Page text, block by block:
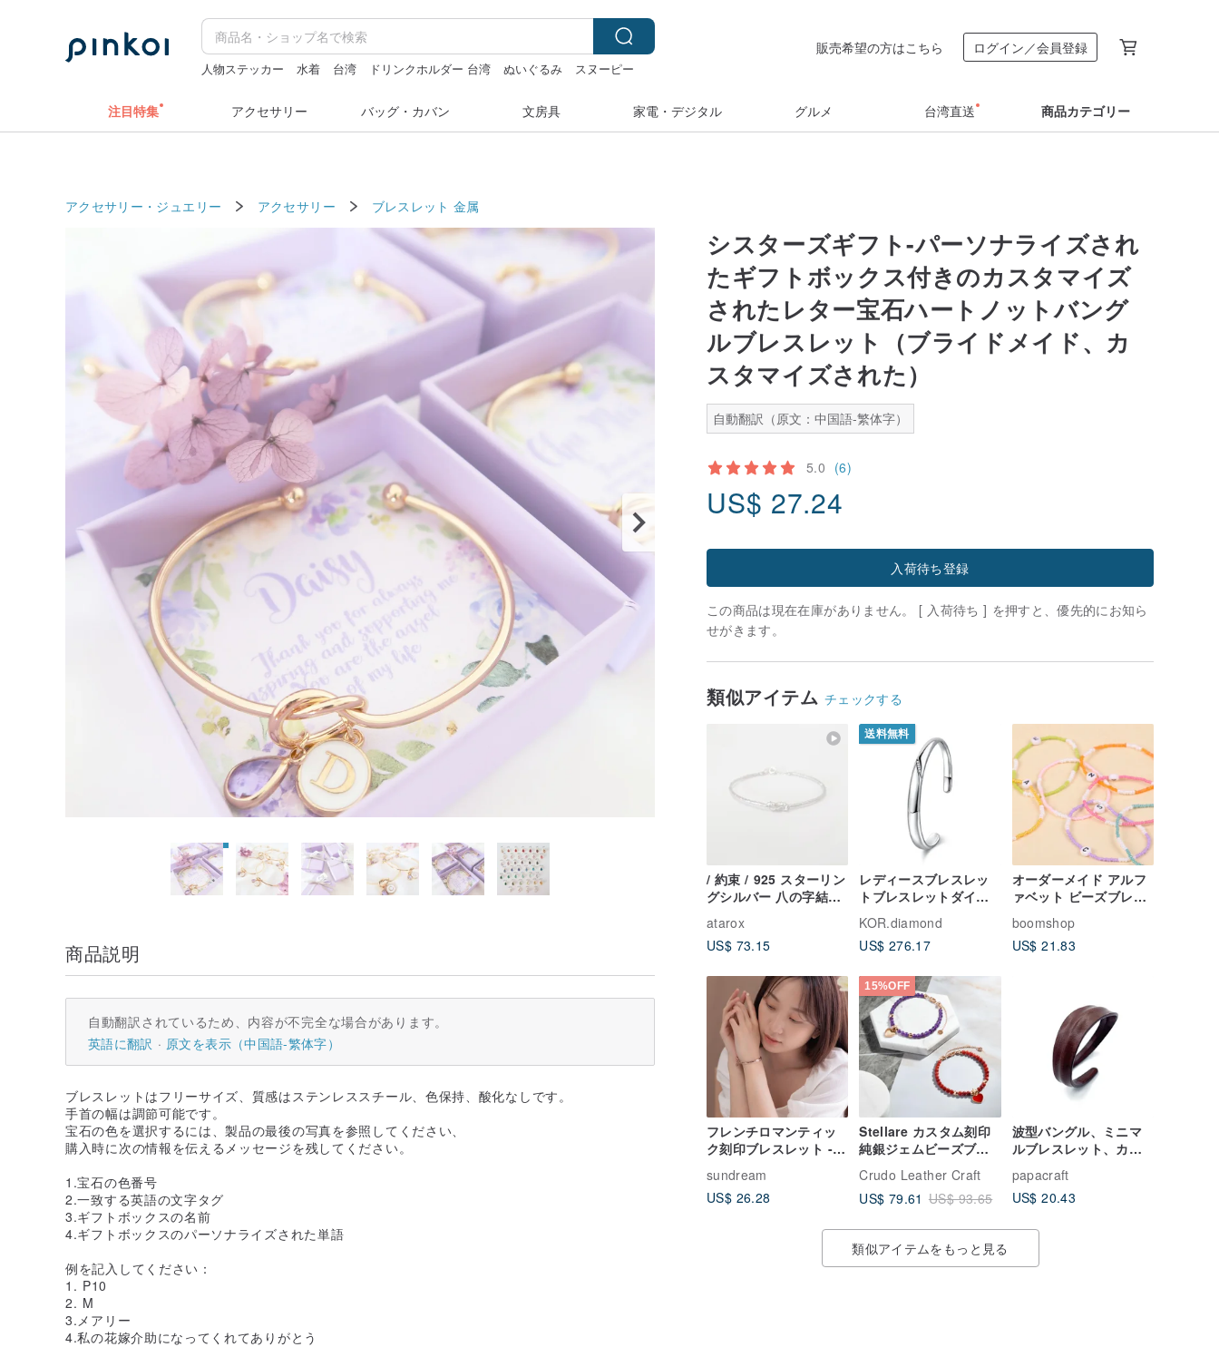
人物ステッカー 水着 台湾 ドリンクホルダー 台湾 ぬいぐるみ
スヌーピー
販売希望の方はこちら ログイン／会員登録
注目特集 アクセサリー バッグ・カバン 文房具 家電・デジタル グルメ 台湾直送 商品カテゴリー
アクセサリー・ジュエリー アクセサリー ブレスレット 金属
シスターズギフト-パーソナライズされ
たギフトボックス付きのカスタマイズ
されたレター宝石ハートノットバング
ルブレスレット（ブライドメイド、カ
スタマイズされた）
自動翻訳（原文：中国語-繁体字）
5.0 (6)
US$ 27.24
入荷待ち登録
この商品は現在在庫がありません。 [ 入荷待ち ] を押すと、優先的にお知ら
せがきます。
類似アイテム チェックする
/ 約束 / 925 スターリン
グシルバー 八の字結び
ー/ゴールド/ローズ)
atarox
US$ 73.15
送料無料
レディースブレスレッ
トブレスレットダイヤ
モンドホワイトスチー
ル刻印愛（無料刻印）
KOR.diamond
US$ 276.17
オーダーメイド アルフ
ァベット ビーズブレス
レット 友情ブレスレッ
ト カップルブレスレッ
ト 親子ブレスレット
boomshop
US$ 21.83
フレンチロマンティッ
ク刻印ブレスレット -
Bonjour - 真鍮ブレス
レット 無料イニシャル
刻印 誕生日プレゼント
sundream
US$ 26.28
15%OFF
Stellare カスタム刻印
純銀ジェムビーズブレ
スレット (3色)
Crudo Leather Craft
US$ 79.61 US$ 93.65
波型バングル、ミニマ
ルブレスレット、カス
タムブレスレット、彼
女へのギフト、カップ
ルカフ
papacraft
US$ 20.43
類似アイテムをもっと見る
商品説明
自動翻訳されているため、内容が不完全な場合があります。
英語に翻訳
原文を表示（中国語-繁体字）
ブレスレットはフリーサイズ、質感はステンレススチール、色保持、酸化なしです。
手首の幅は調節可能です。
宝石の色を選択するには、製品の最後の写真を参照してください、
購入時に次の情報を伝えるメッセージを残してください。
1.宝石の色番号
2.一致する英語の文字タグ
3.ギフトボックスの名前
4.ギフトボックスのパーソナライズされた単語
例を記入してください：
1. P10
2. M
3.メアリー
4.私の花嫁介助になってくれてありがとう